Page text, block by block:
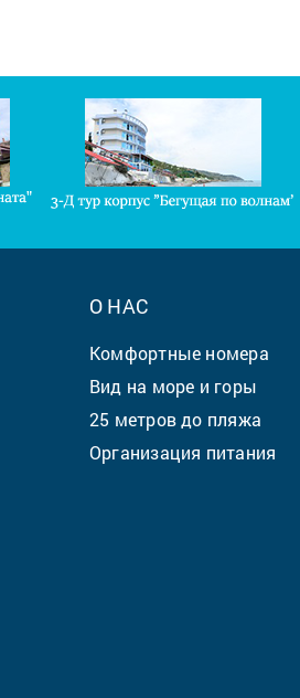
О НАС
Комфортные номера
Вид на море и горы
25 метров до пляжа
Организация питания